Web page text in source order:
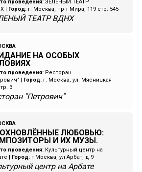
проведения: ЗЕЛЕНЫЙ ТЕАТР
| Город: г. Москва, пр-т Мира, 119 стр. 545
ТЕАТР ВДНХ
НА ОСОБЫХ
проведения: Ресторан
Город: г. Москва, ул. Мясницкая
3
"Петрович"
ЛЮБОВЬЮ:
И ИХ МУЗЫ.
проведения: Культурный центр на
Город: г Москва, ул Арбат, д 9
центр на Арбате